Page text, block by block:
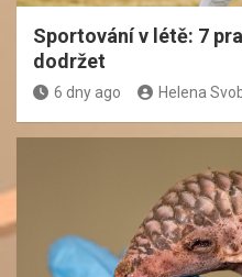
Sportování v létě: 7
dodržet
6 dny ago Helena